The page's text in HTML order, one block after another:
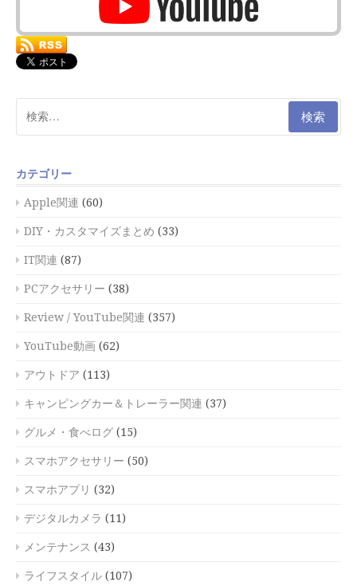
索:
カテゴリー
Apple関連 (60)
DIY・カスタマイズまとめ (33)
IT関連 (87)
PCアクセサリー (38)
Review / YouTube関連 (357)
YouTube動画 (62)
アウトドア (113)
キャンピングカー＆トレーラー関連 (37)
グルメ・食べログ (15)
スマホアクセサリー (50)
スマホアプリ (32)
デジタルカメラ (11)
メンテナンス (43)
ライフスタイル (107)